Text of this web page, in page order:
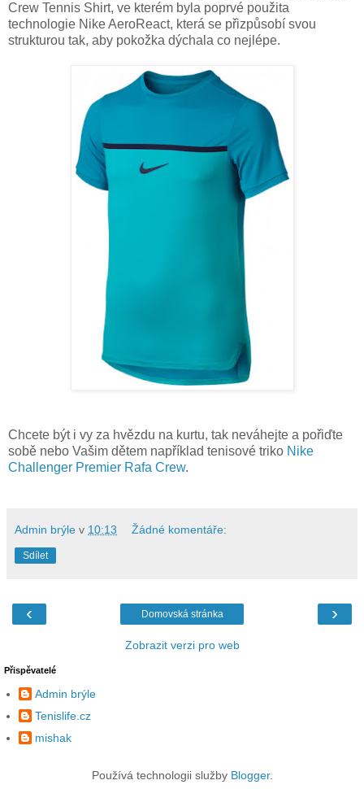
Crew Tennis Shirt, ve kterém byla poprvé použita
technologie Nike AeroReact, která se přizpůsobí svou
strukturou tak, aby pokožka dýchala co nejlépe.
Chcete být i vy za hvězdu na kurtu, tak neváhejte a pořiďte
sobě nebo Vašim dětem například tenisové triko Nike
Challenger Premier Rafa Crew.
Admin brýle v 10:13 Žádné komentáře:
Sdílet
‹ ›
Domovská stránka
Zobrazit verzi pro web
Přispěvatelé
Admin brýle
Tenislife.cz
mishak
Používá technologii služby Blogger.